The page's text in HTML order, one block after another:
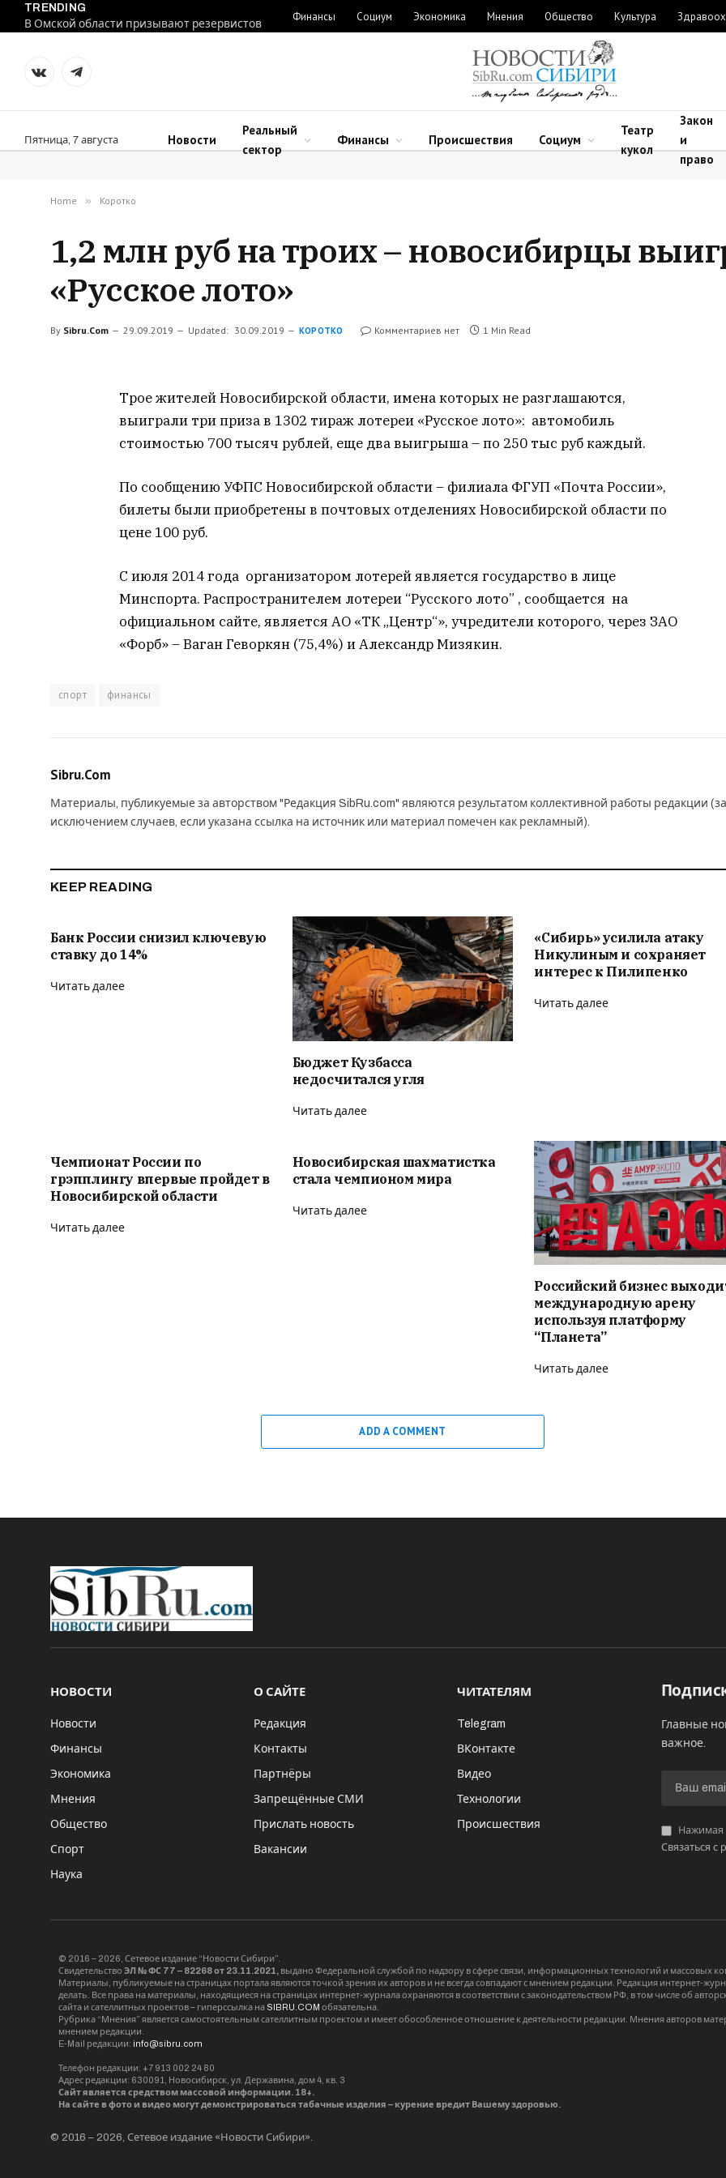
TRENDING
В Омской области призывают резервистов
Финансы Социум Экономика Мнения Общество Культура
VKontakteTelegram
Пятница, 7 августа Новости
Реальный
сектор
Финансы Происшествия Социум
Театр
кукол
Закон
и
право
Home » Коротко
1,2 млн руб на троих – новосибирцы
«Русское лото»
By Sibru.Com 29.09.2019 Updated: 30.09.2019 КОРОТКО Комментариев нет 1 Min Read
Трое жителей Новосибирской области, имена которых не разглашаются,
выиграли три приза в 1302 тираж лотереи «Русское лото»: автомобиль
стоимостью 700 тысяч рублей, еще два выигрыша – по 250 тыс руб каждый.
По сообщению УФПС Новосибирской области – филиала ФГУП «Почта России»,
билеты были приобретены в почтовых отделениях Новосибирской области по
цене 100 руб.
С июля 2014 года организатором лотерей является государство в лице
Минспорта. Распространителем лотереи “Русского лото” , сообщается на
официальном сайте, является АО «ТК „Центр“», учредители которого, через ЗАО
«Форб» – Ваган Геворкян (75,4%) и Александр Мизякин.
спорт финансы
Sibru.Com
Материалы, публикуемые за авторством "Редакция SibRu.com" являются результатом коллективной работы редакции (за
исключением случаев, если указана ссылка на источник или материал помечен как рекламный).
KEEP READING
Банк России снизил ключевую
ставку до 14%
Читать далее
Бюджет Кузбасса
недосчитался угля
Читать далее
«Сибирь» усилила атаку
Никулиным и сохраняет
интерес к Пилипенко
Читать далее
Чемпионат России по
грэпплингу впервые пройдет в
Новосибирской области
Читать далее
Новосибирская шахматистка
стала чемпионом мира
Читать далее
Российский бизнес
международную арену
используя платформу
“Планета”
Читать далее
ADD A COMMENT
НОВОСТИ
Новости
Финансы
Экономика
Мнения
Общество
Спорт
Наука
О САЙТЕ
Редакция
Контакты
Партнёры
Запрещённые СМИ
Прислать новость
Вакансии
ЧИТАТЕЛЯМ
Telegram
ВКонтакте
Видео
Технологии
Происшествия
Главные
важное.
Нажимая
Связаться с
© 2016 – 2026, Сетевое издание “Новости Сибири”.
Свидетельство ЭЛ № ФС 77 – 82268 от 23.11.2021, выдано Федеральной службой по надзору в сфере связи, информационных технологий и массовых
Материалы, публикуемые на страницах портала являются точкой зрения их авторов и не всегда совпадают с мнением редакции. Редакция интернет-
делать. Все права на материалы, находящиеся на страницах интернет-журнала охраняются в соответствии с законодательством РФ, в том числе об
сайта и сателлитных проектов – гиперссылка на SIBRU.COM обязательна.
Рубрика “Мнения” является самостоятельным сателлитным проектом и имеет обособленное отношение к деятельности редакции. Мнения авторов
мнением редакции.
E-Mail редакции: info@sibru.com
Телефон редакции: +7 913 002 24 80
Адрес редакции: 630091, Новосибирск, ул. Державина, дом 4, кв. 3
Сайт является средством массовой информации. 18+.
На сайте в фото и видео могут демонстрироваться табачные изделия – курение вредит Вашему здоровью.
© 2016 – 2026, Сетевое издание «Новости Сибири».